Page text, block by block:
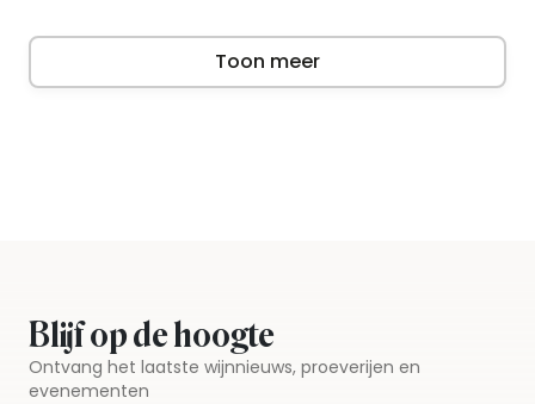
Toon meer
Blijf op de hoogte
Ontvang het laatste wijnnieuws, proeverijen en
evenementen